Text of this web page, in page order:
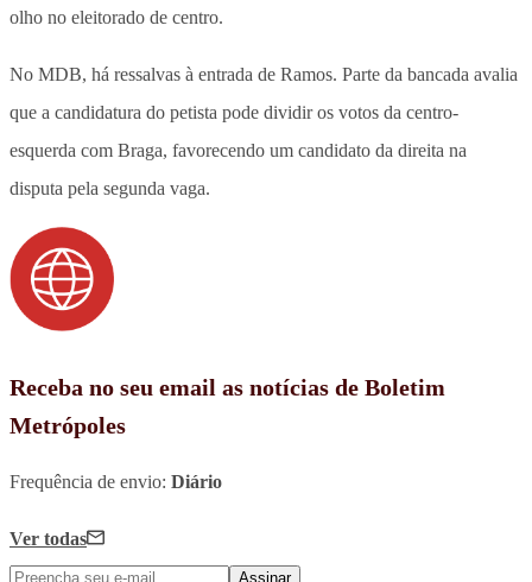
olho no eleitorado de centro.
No MDB, há ressalvas à entrada de Ramos. Parte da bancada avalia
que a candidatura do petista pode dividir os votos da centro-
esquerda com Braga, favorecendo um candidato da direita na
disputa pela segunda vaga.
Receba no seu email as notícias de Boletim
Metrópoles
Frequência de envio: Diário
Ver todas
Assinar